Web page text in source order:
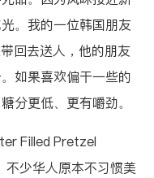
。我的一位韩国朋友
回去送人，他的朋友
如果喜欢偏干一些的
分更低、更有嚼劲。
Filled Pretzel
不少华人原本不习惯美